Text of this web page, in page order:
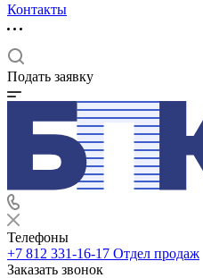
Контакты
Подать заявку
Телефоны
+7 812 331-16-17 Отдел продаж
Заказать звонок